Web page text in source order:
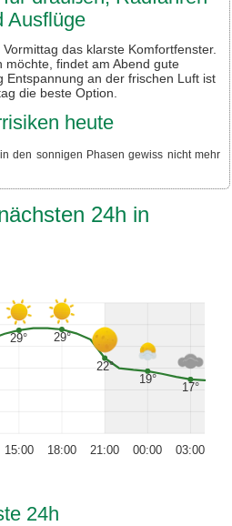
Ausflüge
das klarste Komfortfenster.
möchte, findet am Abend gute
Entspannung an der frischen Luft ist
die beste Option.
heute
den sonnigen Phasen gewiss nicht mehr
24h in
29° 29°
22°
19°
17°
15:00 18:00 21:00 00:00 03:00
24h